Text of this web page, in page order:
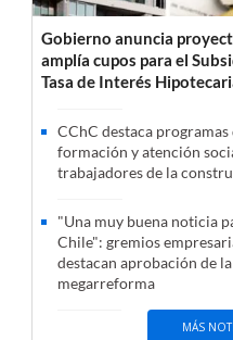
Gobierno anuncia
amplía cupos para el
Tasa de Interés
CChC destaca programas
formación y atención
trabajadores de la
"Una muy buena noticia
Chile": gremios
destacan aprobación de la
megarreforma
MÁS